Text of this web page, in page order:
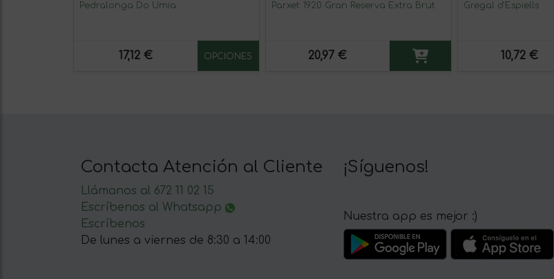
Pedralonga Do Umia
17,12 € OPCIONES
Parxet 1920 Gran Reserva Extra Brut
20,97 €
Gregal d'Espiells
10,72 €
Contacta Atención al Cliente
Llámanos al 672 11 02 15
Escríbenos al Whatsapp
Escríbenos
De lunes a viernes de 8:30 a 14:00
¡Síguenos!
Nuestra app es mejor :)